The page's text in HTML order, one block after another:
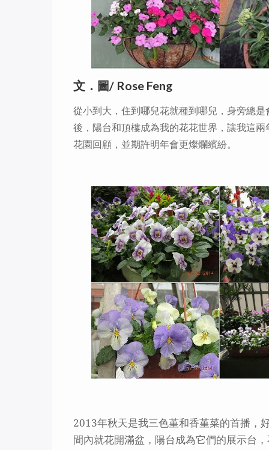
文．圖/ Rose Feng
從小到大，住到哪兒花就種到哪兒，身旁總
後，陽台和頂樓成為我的花花世界，讓我這
花園回顧，並期許明年會更燦爛繽紛。
2013年秋天是我三色堇和香堇菜的首播，
間內就花開滿盆，陽台成為它們的展示台